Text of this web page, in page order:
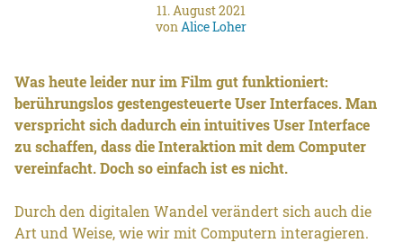
11. August 2021
vonAlice Loher
Was heute leider nur im Film gut funktioniert:
berührungslos gestengesteuerte User Interfaces. Man
verspricht sich dadurch ein intuitives User Interface
zu schaffen, dass die Interaktion mit dem Computer
vereinfacht. Doch so einfach ist es nicht.
Durch den digitalen Wandel verändert sich auch die
Art und Weise, wie wir mit Computern interagieren.